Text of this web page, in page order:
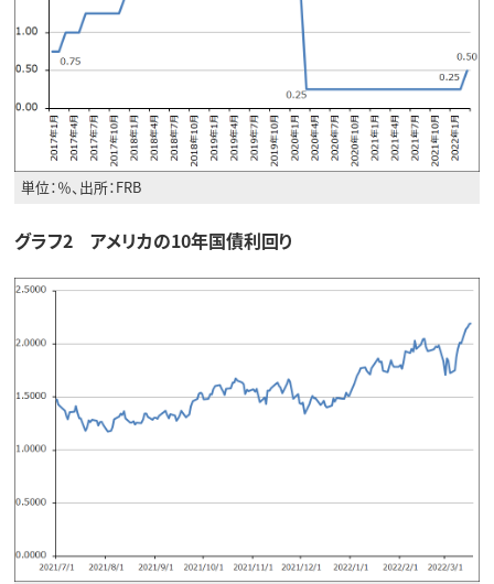
単位：％、出所：FRB
グラフ2 アメリカの10年国債利回り